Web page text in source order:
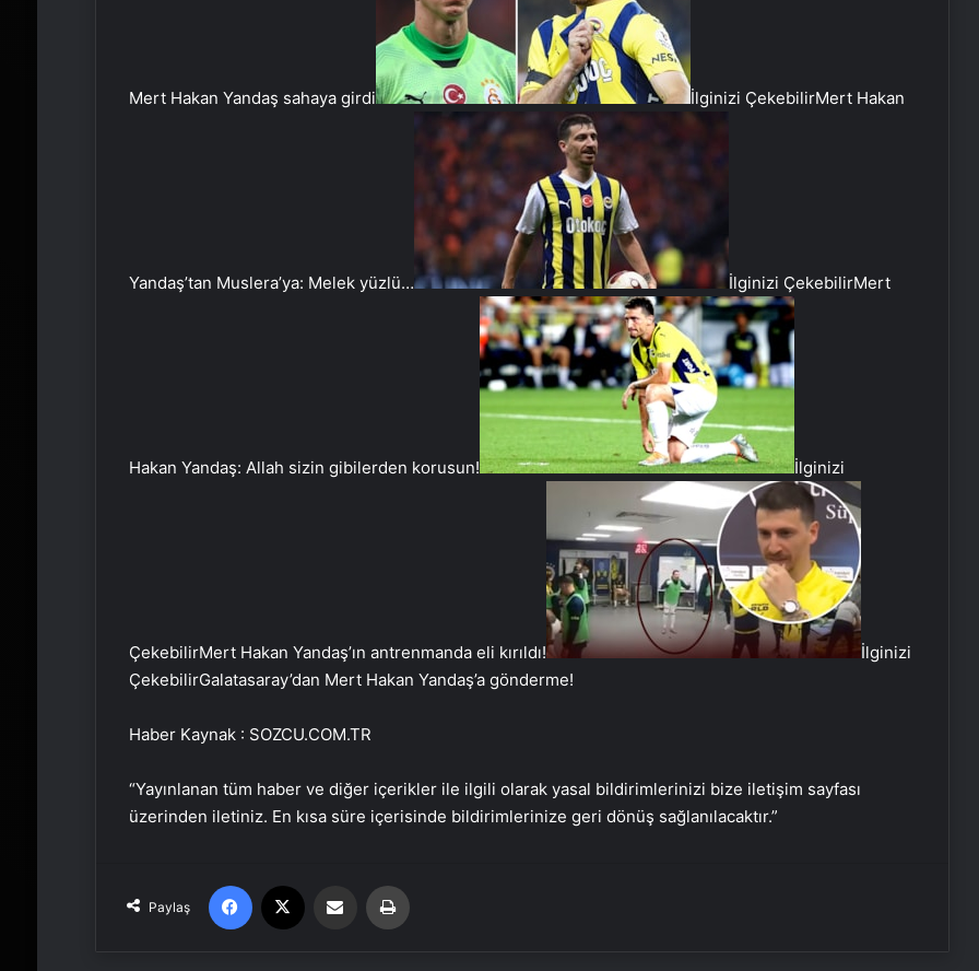
Mert Hakan Yandaş sahaya girdi İlginizi ÇekebilirMert Hakan
Yandaş’tan Muslera’ya: Melek yüzlü… İlginizi ÇekebilirMert
Hakan Yandaş: Allah sizin gibilerden korusun! İlginizi
ÇekebilirMert Hakan Yandaş’ın antrenmanda eli kırıldı!
İlginizi
ÇekebilirGalatasaray’dan Mert Hakan Yandaş’a gönderme!
Haber Kaynak : SOZCU.COM.TR
“Yayınlanan tüm haber ve diğer içerikler ile ilgili olarak yasal bildirimlerinizi bize iletişim sayfası
üzerinden iletiniz. En kısa süre içerisinde bildirimlerinize geri dönüş sağlanılacaktır.”
Paylaş
Facebook Email'den paylaş
Katarsis Etkinliği Başkentte Yapıldı
Yangında Yaşlı Çift Hayatını
Kaybetti
Ayvalık’ta Zincirleme Kaza: 4 Yaralı
Hatay’da Motosiklet Kazası: 16
Yaşındaki Sürücü Hayatını Kaybetti